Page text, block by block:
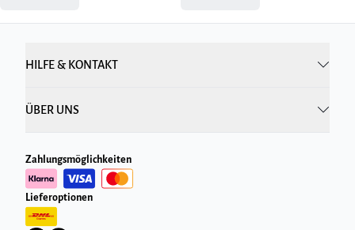
HILFE & KONTAKT
ÜBER UNS
Zahlungsmöglichkeiten
Lieferoptionen